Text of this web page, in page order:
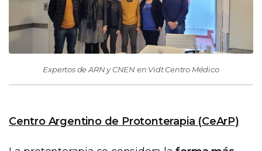
Expertos de ARN y CNEN en Vidt Centro Médico
Centro Argentino de Protonterapia (CeArP)